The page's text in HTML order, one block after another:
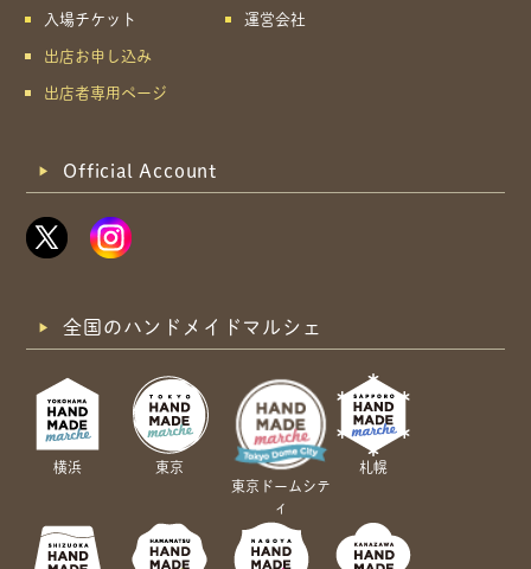
入場チケット
出店お申し込み
出店者専用ページ
運営会社
Official Account
全国のハンドメイドマルシェ
横浜
東京
東京ドームシテ
ィ
札幌